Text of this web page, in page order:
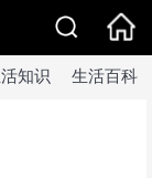
知识 生活百科